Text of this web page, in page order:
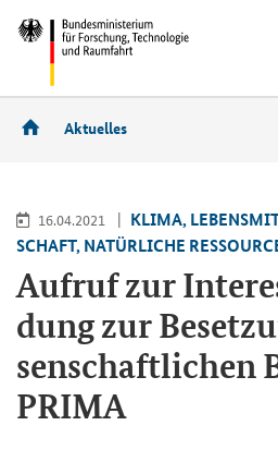
Aktuelles
16.04.2021
KLIMA,
SCHAFT, NA­TÜR­LI­CHE
Auf­ruf zur
dung zur
sen­schaft­li­chen
PRIMA